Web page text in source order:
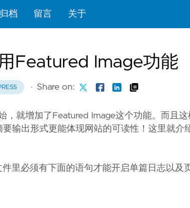
归档 留言 关于
Featured Image功能
· Share on:
，就增加了Featured Image这个功能。而且
输出形式更能体现网站的可读性！这里就介
里必须有下面的语句才能开启单篇日志以及